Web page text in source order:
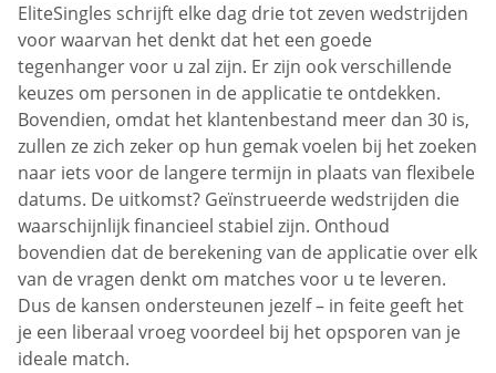
EliteSingles schrijft elke dag drie tot zeven wedstrijden
voor waarvan het denkt dat het een goede
tegenhanger voor u zal zijn. Er zijn ook verschillende
keuzes om personen in de applicatie te ontdekken.
Bovendien, omdat het klantenbestand meer dan 30 is,
zullen ze zich zeker op hun gemak voelen bij het zoeken
naar iets voor de langere termijn in plaats van flexibele
datums. De uitkomst? Geïnstrueerde wedstrijden die
waarschijnlijk financieel stabiel zijn. Onthoud
bovendien dat de berekening van de applicatie over elk
van de vragen denkt om matches voor u te leveren.
Dus de kansen ondersteunen jezelf – in feite geeft het
je een liberaal vroeg voordeel bij het opsporen van je
ideale match.